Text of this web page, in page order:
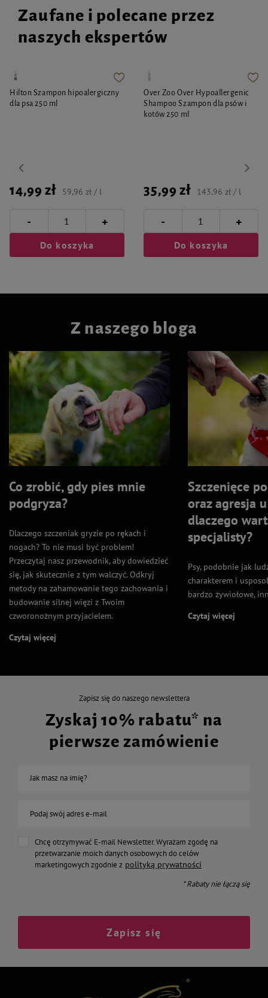
Zaufane i polecane przez
naszych ekspertów
Hilton Szampon hipoalergiczny
dla psa 250 ml
14,99 zł 59,96 zł / l
- +
Do koszyka
Over Zoo Over Hypoallergenic
Shampoo Szampon dla psów i
kotów 250 ml
35,99 zł 143,96 zł / l
- +
Do koszyka
Z naszego bloga
Co zrobić, gdy pies mnie
podgryza?
Dlaczego szczeniak gryzie po rękach i
nogach? To nie musi być problem!
Przeczytaj nasz przewodnik, aby dowiedzieć
się, jak skutecznie z tym walczyć. Odkryj
metody na zahamowanie tego zachowania i
budowanie silnej więzi z Twoim
czworonożnym przyjacielem.
Czytaj więcej
Szczenięce
oraz agresja
dlaczego
specjalisty?
Psy, podobnie jak
charakterem i
bardzo żywiołowe,
Czytaj więcej
Zapisz się do naszego newslettera
Zyskaj 10% rabatu* na
pierwsze zamówienie
Jak masz na imię?
Podaj swój adres e-mail
Chcę otrzymywać E-mail Newsletter. Wyrażam zgodę na
przetwarzanie moich danych osobowych do celów
marketingowych zgodnie z polityką prywatności
* Rabaty nie łączą się
Zapisz się